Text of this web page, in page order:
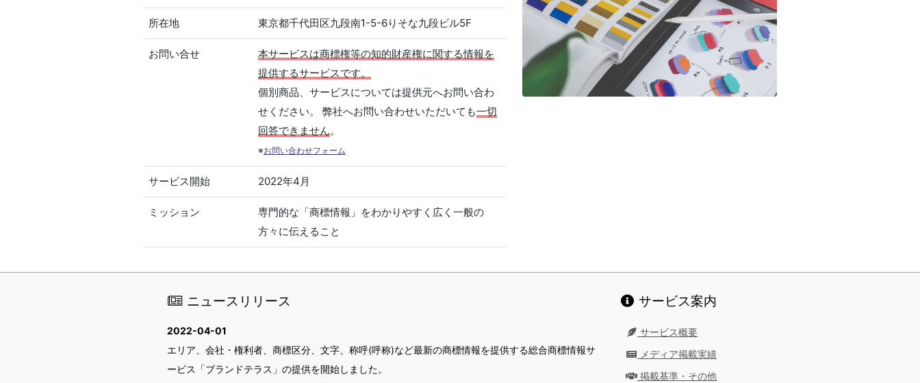
所在地 東京都千代田区九段南1-5-6りそな九段ビル5F
お問い合せ
本サービスは商標権等の知的財産権に関する情報を
提供するサービスです。
個別商品、サービスについては提供元へお問い合わ
せください。 弊社へお問い合わせいただいても一切
回答できません。
※お問い合わせフォーム
サービス開始 2022年4月
ミッション
専門的な「商標情報」をわかりやすく広く一般の
方々に伝えること
ニュースリリース
2022-04-01
エリア、会社・権利者、商標区分、文字、称呼(呼称)など最新の商標情報を提供する総合商標情報サ
ービス「ブランドテラス」の提供を開始しました。
サービス案内
サービス概要
メディア掲載実績
掲載基準・その他